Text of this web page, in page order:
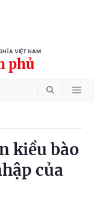
VIỆT NAM
phủ
kiều bào
của